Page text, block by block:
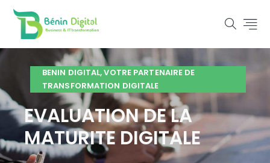
BENIN DIGITAL, VOTRE PARTENAIRE DE
TRANSFORMATION DIGITALE
EVALUATION DE LA
MATURITE DIGITALE